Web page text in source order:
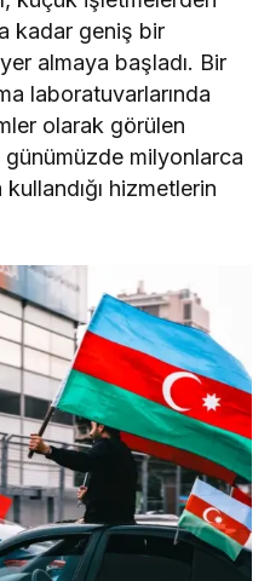
kadar geniş bir
almaya başladı. Bir
laboratuvarlarında
olarak görülen
milyonlarca
hizmetlerin